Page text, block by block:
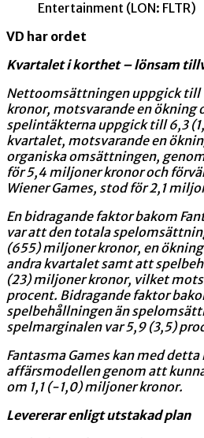
Entertainment (LON: FLTR)
VD har ordet
Kvartalet i korthet – lönsam
Nettoomsättningen uppgick till
kronor, motsvarande en ökning
spelintäkterna uppgick till 6,3
kvartalet, motsvarande en
organiska omsättningen,
för 5,4 miljoner kronor och
Wiener Games, stod för 2,1
En bidragande faktor bakom
var att den totala
(655) miljoner kronor, en
andra kvartalet samt att
(23) miljoner kronor, vilket
procent. Bidragande faktor
spelbehållningen än
spelmarginalen var 5,9 (3,5)
Fantasma Games kan med
affärsmodellen genom att
om 1,1 (-1,0) miljoner kronor.
Levererar enligt utstakad plan